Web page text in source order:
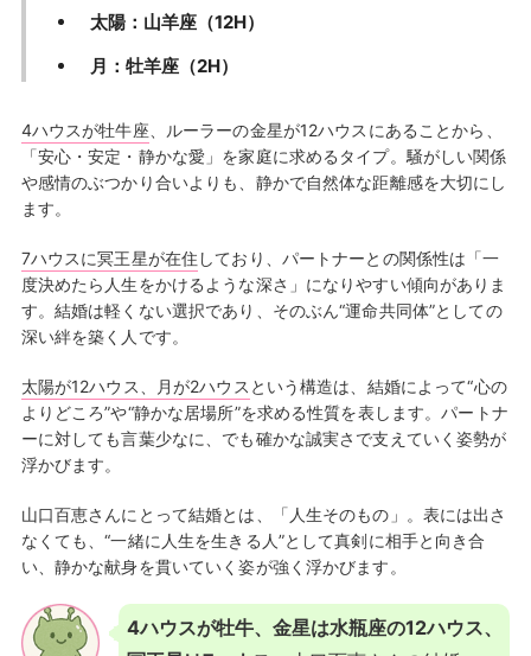
太陽：山羊座（12H）
月：牡羊座（2H）
4ハウスが牡牛座 、ルーラーの金星が12ハウスにあることから、
「安心・安定・静かな愛」を家庭に求めるタイプ。騒がしい関係
や感情のぶつかり合いよりも、静かで自然体な距離感を大切にし
ます。
7ハウスに冥王星が在住 しており、パートナーとの関係性は「一
度決めたら人生をかけるような深さ」になりやすい傾向がありま
す。結婚は軽くない選択であり、そのぶん“運命共同体”としての
深い絆を築く人です。
太陽が12ハウス、月が2ハウス という構造は、結婚によって“心の
よりどころ”や“静かな居場所”を求める性質を表します。パートナ
ーに対しても言葉少なに、でも確かな誠実さで支えていく姿勢が
浮かびます。
山口百恵さんにとって結婚とは、「人生そのもの」。表には出さ
なくても、“一緒に人生を生きる人”として真剣に相手と向き合
い、静かな献身を貫いていく姿が強く浮かびます。
4ハウスが牡牛、金星は水瓶座の12ハウス、